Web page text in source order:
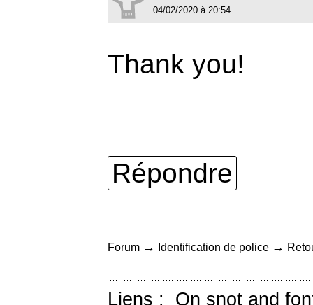
04/02/2020 à 20:54
Thank you!
Répondre
Forum → Identification de police →
Liens : On snot and